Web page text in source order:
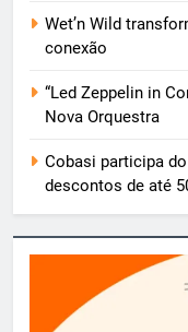
Wet’n Wild
conexão
“Led Zeppelin in
Nova Orquestra
Cobasi participa
descontos de até